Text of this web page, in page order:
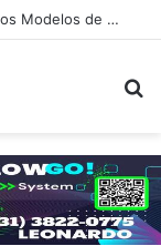
Atualizações AZAMERICA 2026 – Todos os Modelos de Receptores AZAMERICA